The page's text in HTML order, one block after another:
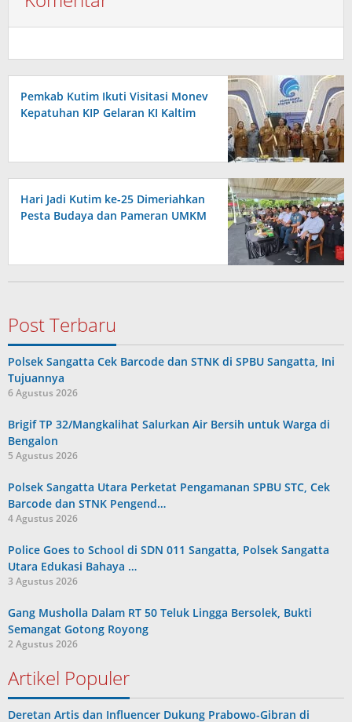
Pemkab Kutim Ikuti Visitasi Monev
Kepatuhan KIP Gelaran KI Kaltim
Hari Jadi Kutim ke-25 Dimeriahkan
Pesta Budaya dan Pameran UMKM
Post Terbaru
Polsek Sangatta Cek Barcode dan STNK di SPBU Sangatta, Ini
Tujuannya
6 Agustus 2026
Brigif TP 32/Mangkalihat Salurkan Air Bersih untuk Warga di
Bengalon
5 Agustus 2026
Polsek Sangatta Utara Perketat Pengamanan SPBU STC, Cek
Barcode dan STNK Pengend…
4 Agustus 2026
Police Goes to School di SDN 011 Sangatta, Polsek Sangatta
Utara Edukasi Bahaya …
3 Agustus 2026
Gang Musholla Dalam RT 50 Teluk Lingga Bersolek, Bukti
Semangat Gotong Royong
2 Agustus 2026
Artikel Populer
Deretan Artis dan Influencer Dukung Prabowo-Gibran di